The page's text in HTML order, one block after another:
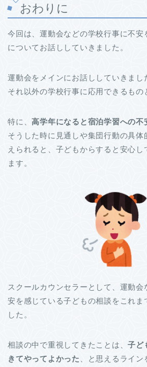
おわりに
今回は、運動会などの学校行事に不安
についてお話ししていきました。
運動会をメインにお話ししていきまし
それ以外の学校行事に応用できるもの
特に、高学年になると宿泊学習への不
そうした時に見通しや集団行動の具体
えられると、子どもからすると安心し
ます。
スクールカウンセラーとして、運動会
安を感じている子どもの相談をこれま
した。
相談の中で重視してきたことは、子ど
きてやってよかった
、と思えるライ